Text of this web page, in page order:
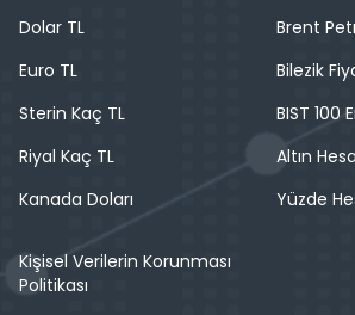
Dolar TL
Euro TL
Sterin Kaç TL
Riyal Kaç TL
Kanada Doları
Brent
Bilezik
BIST 100
Altın
Yüzde
Kişisel Verilerin Korunması
Politikası